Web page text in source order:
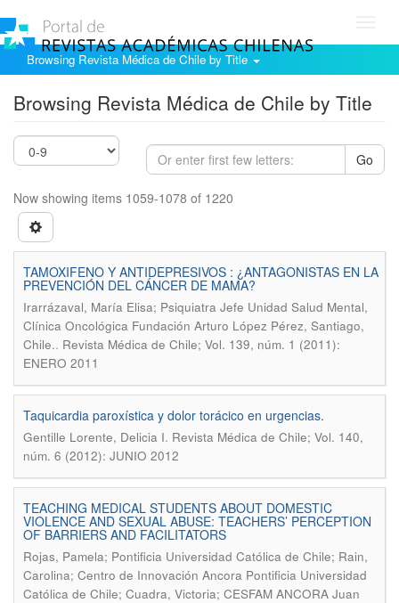
Browsing Revista Médica de Chile by Title
Browsing Revista Médica de Chile by Title
Go
Now showing items 1059-1078 of 1220
TAMOXIFENO Y ANTIDEPRESIVOS : ¿ANTAGONISTAS EN LA
PREVENCIÓN DEL CÁNCER DE MAMA?
Irarrázaval, María Elisa; Psiquiatra Jefe Unidad Salud Mental,
Clínica Oncológica Fundación Arturo López Pérez, Santiago,
Chile.. Revista Médica de Chile; Vol. 139, núm. 1 (2011):
ENERO 2011
Taquicardia paroxística y dolor torácico en urgencias.
Gentille Lorente, Delicia I. Revista Médica de Chile; Vol. 140,
núm. 6 (2012): JUNIO 2012
TEACHING MEDICAL STUDENTS ABOUT DOMESTIC
VIOLENCE AND SEXUAL ABUSE: TEACHERS’ PERCEPTION
OF BARRIERS AND FACILITATORS
Rojas, Pamela; Pontificia Universidad Católica de Chile; Rain,
Carolina; Centro de Innovación Ancora Pontificia Universidad
Católica de Chile; Cuadra, Victoria; CESFAM ANCORA Juan